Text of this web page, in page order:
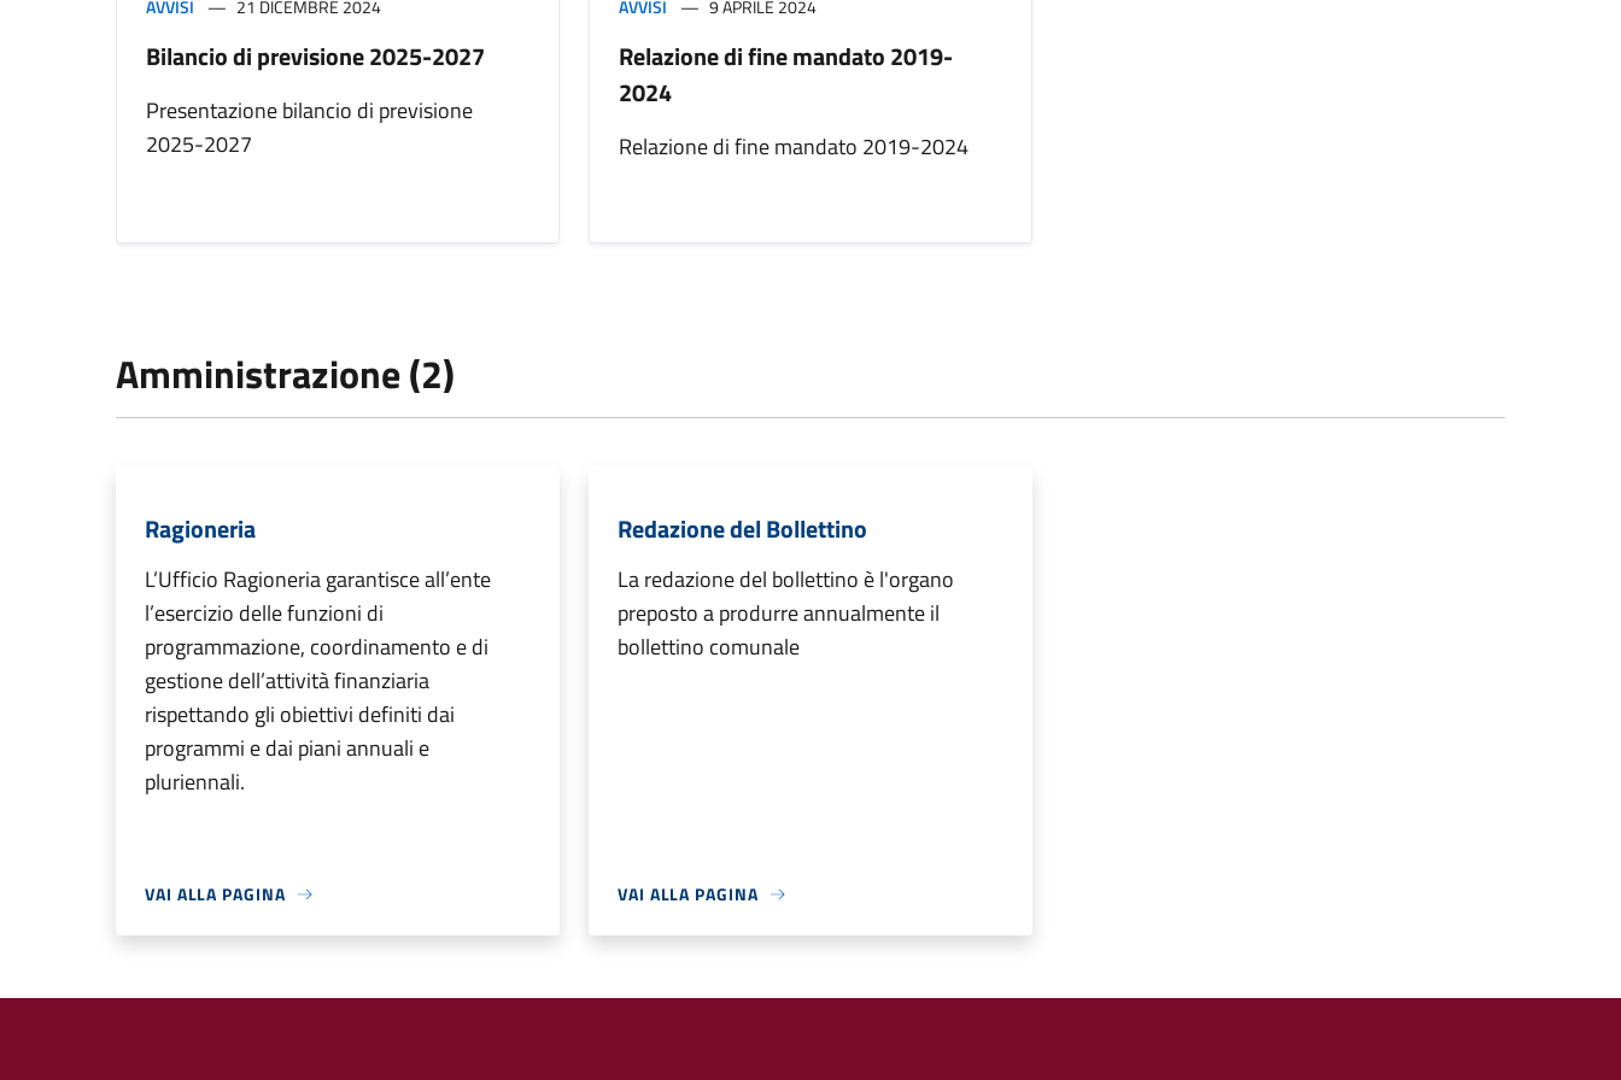
AVVISI 21 DICEMBRE 2024
Bilancio di previsione 2025-2027
Presentazione bilancio di previsione
2025-2027
AVVISI 9 APRILE 2024
Relazione di fine mandato 2019-
2024
Relazione di fine mandato 2019-2024
Amministrazione (2)
Ragioneria
L’Ufficio Ragioneria garantisce all’ente
l’esercizio delle funzioni di
programmazione, coordinamento e di
gestione dell’attività finanziaria
rispettando gli obiettivi definiti dai
programmi e dai piani annuali e
pluriennali.
VAI ALLA PAGINA
Redazione del Bollettino
La redazione del bollettino è l'organo
preposto a produrre annualmente il
bollettino comunale
VAI ALLA PAGINA